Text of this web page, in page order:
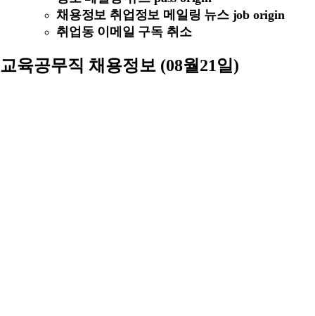
채용정보 취업정보 메일링 뉴스 job origin
취업동 이메일 구독 취소
교육공무직 채용정보 (08월21일)